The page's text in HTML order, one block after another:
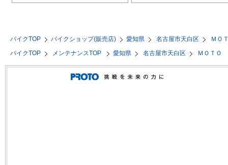
バイクTOP バイクショップ(販売店) 愛知県 名古屋市天白区
ＭＯ
バイクTOP
メンテナンスTOP 愛知県 名古屋市天白区 ＭＯＴＯ